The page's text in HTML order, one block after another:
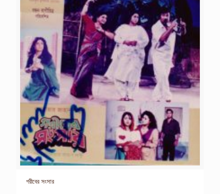
গরীবের সংসার